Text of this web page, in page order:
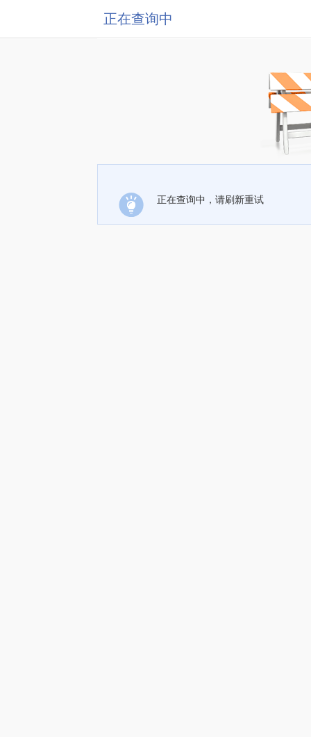
正在查询中
正在查询中，请刷新重试